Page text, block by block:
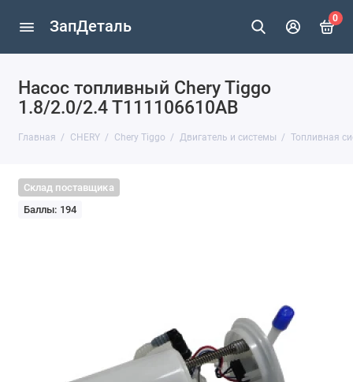
ЗапДеталь 0
Насос топливный Chery Tiggo
1.8/2.0/2.4 T111106610AB
Главная CHERY Chery Tiggo Двигатель и системы Топливная
Склад поставщика
Баллы: 194